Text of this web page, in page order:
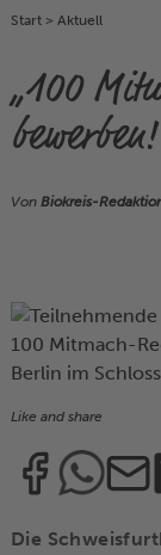
Start > Aktuell
„100
bewerben!
Von Biokreis-
Like and share
Die